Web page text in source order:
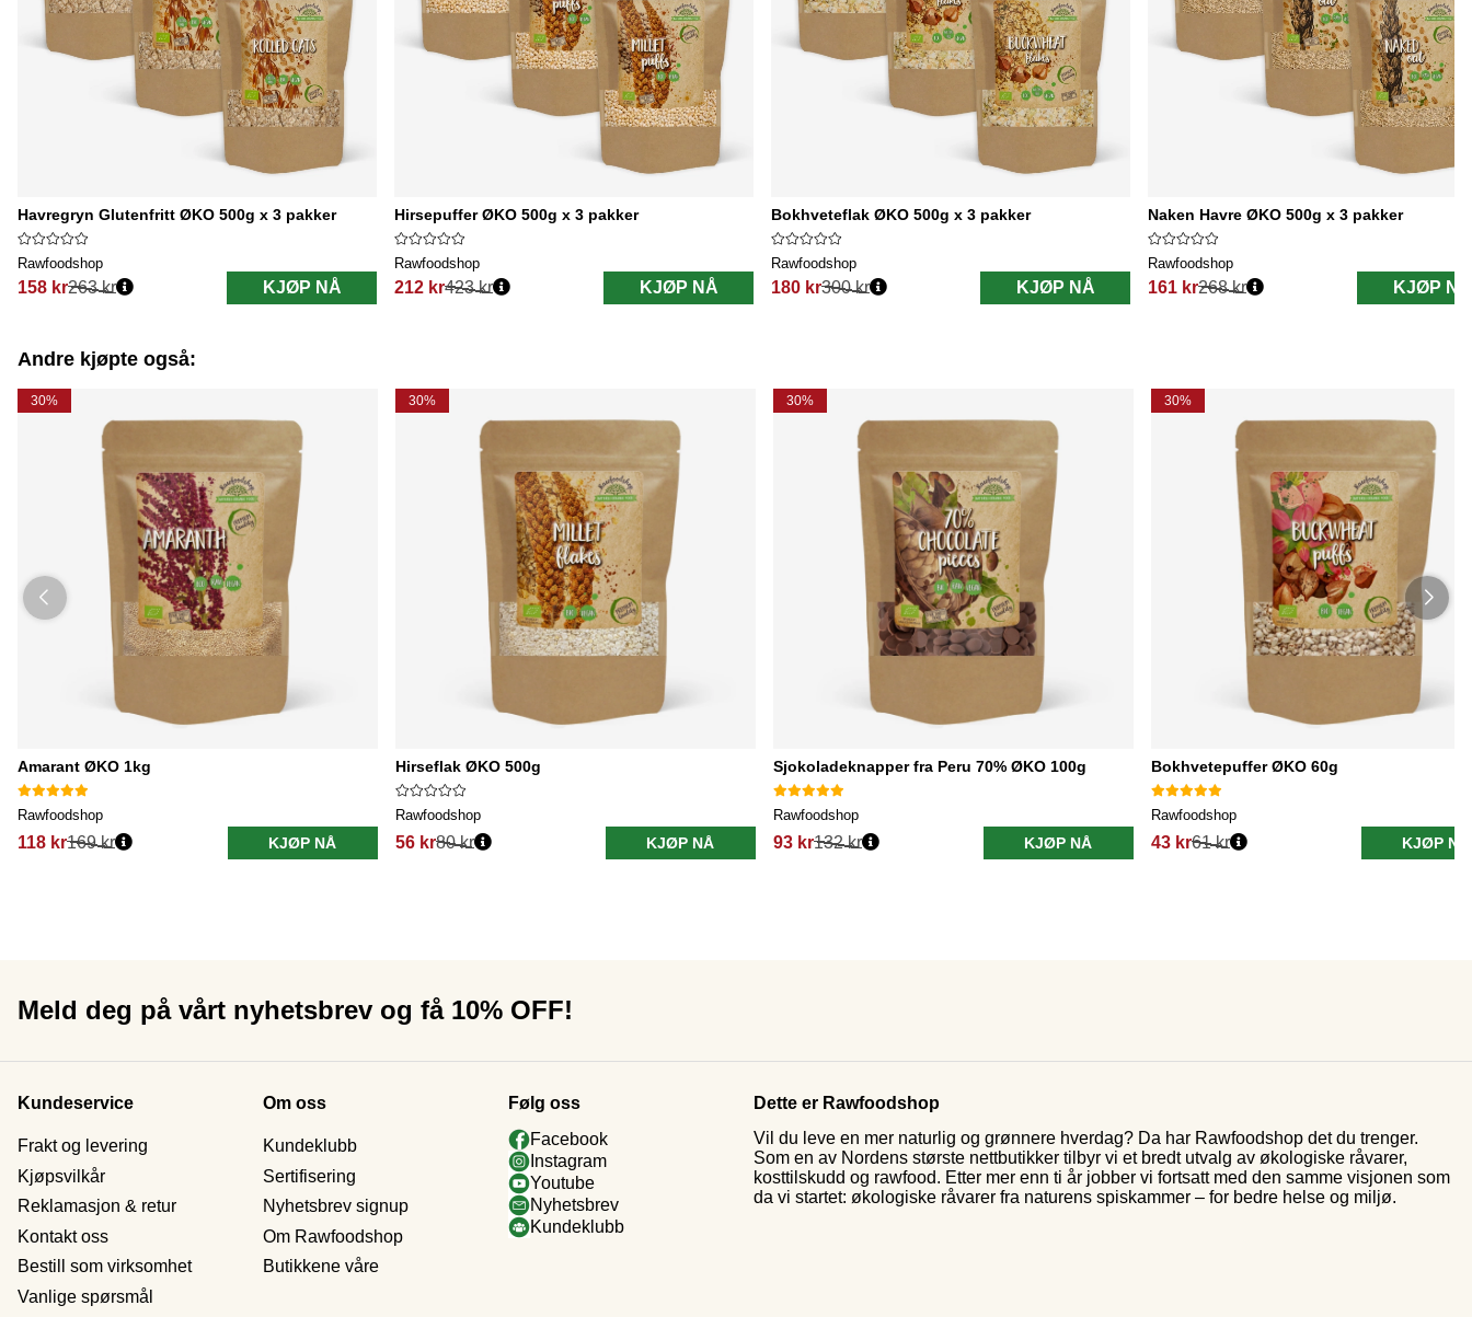
Havregryn Glutenfritt ØKO 500g x 3 pakker
Rawfoodshop
158 kr
Vanlig pris:
263 kr KJØP NÅ
Hirsepuffer ØKO 500g x 3 pakker
Rawfoodshop
212 kr
Vanlig pris:
423 kr KJØP NÅ
Bokhveteflak ØKO 500g x 3 pakker
Rawfoodshop
180 kr
Vanlig pris:
300 kr KJØP NÅ
Naken Havre ØKO 500g x 3 pakker
Rawfoodshop
161 kr
Vanlig pris:
268 kr KJØP NÅ
Andre kjøpte også:
30%
Amarant ØKO 1kg
Rawfoodshop
118 kr169 kr KJØP NÅ
30%
Hirseflak ØKO 500g
Rawfoodshop
56 kr80 kr KJØP NÅ
30%
Sjokoladeknapper fra Peru 70% ØKO 100g
Rawfoodshop
93 kr132 kr KJØP NÅ
30%
Bokhvetepuffer ØKO 60g
Rawfoodshop
43 kr61 kr KJØP NÅ
Meld deg på vårt nyhetsbrev og få 10% OFF!
Kundeservice
Frakt og levering
Kjøpsvilkår
Reklamasjon & retur
Kontakt oss
Bestill som virksomhet
Vanlige spørsmål
Om oss
Kundeklubb
Sertifisering
Nyhetsbrev signup
Om Rawfoodshop
Butikkene våre
Følg oss
Facebook
Instagram
Youtube
Nyhetsbrev
Kundeklubb
Dette er Rawfoodshop
Vil du leve en mer naturlig og grønnere hverdag? Da har Rawfoodshop det du trenger.
Som en av Nordens største nettbutikker tilbyr vi et bredt utvalg av økologiske råvarer,
kosttilskudd og rawfood. Etter mer enn ti år jobber vi fortsatt med den samme visjonen som
da vi startet: økologiske råvarer fra naturens spiskammer – for bedre helse og miljø.